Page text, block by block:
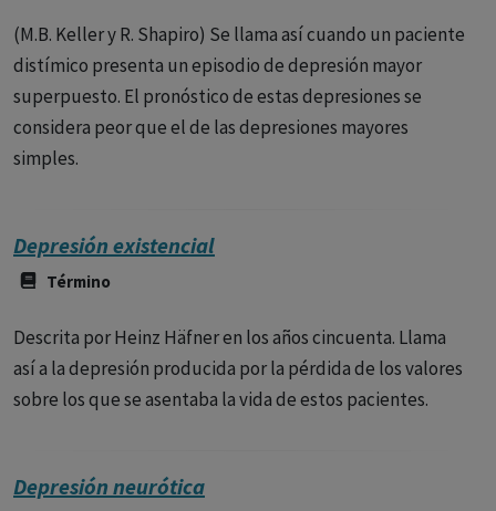
(M.B. Keller y R. Shapiro) Se llama así cuando un paciente
distímico presenta un episodio de depresión mayor
superpuesto. El pronóstico de estas depresiones se
considera peor que el de las depresiones mayores
simples.
Depresión existencial
Término
Descrita por Heinz Häfner en los años cincuenta. Llama
así a la depresión producida por la pérdida de los valores
sobre los que se asentaba la vida de estos pacientes.
Depresión neurótica